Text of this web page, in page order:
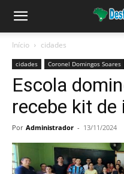
Início cidades
cidades Coronel Domingos Soares
Escola
recebe kit
Por Administrador - 13/11/2024